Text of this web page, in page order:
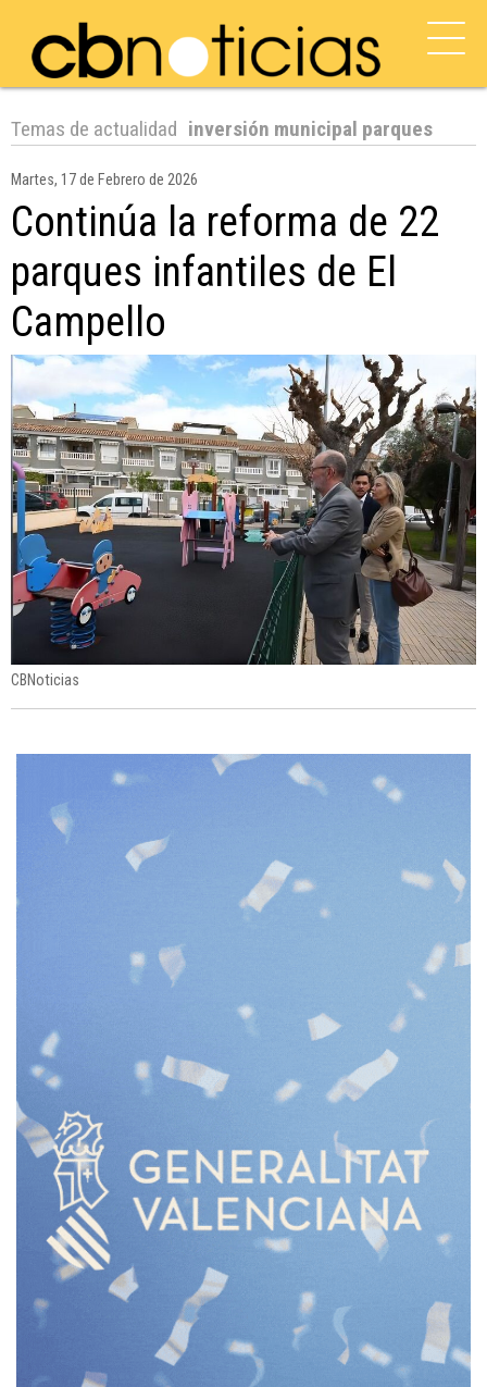
Temas de actualidad inversión municipal parques
Martes, 17 de Febrero de 2026
Continúa la reforma de 22
parques infantiles de El
Campello
CBNoticias